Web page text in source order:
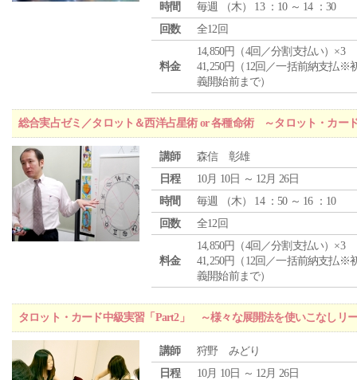
時間
毎週 （木） 13 ：10 ～ 14 ：30
回数
全12回
料金
14,850円（4回／分割支払い）×3
41,250円（12回／一括前納支払※
義開始前まで）
総合実占ゼミ／タロット＆西洋占星術 or 各種命術 ～タロット・カー
講師
森信 彰雄
日程
10月 10日 ～ 12月 26日
時間
毎週 （木） 14 ：50 ～ 16 ：10
回数
全12回
料金
14,850円（4回／分割支払い）×3
41,250円（12回／一括前納支払※
義開始前まで）
タロット・カード中級実習「Part2」 ～様々な展開法を使いこなしリ
講師
狩野 みどり
日程
10月 10日 ～ 12月 26日